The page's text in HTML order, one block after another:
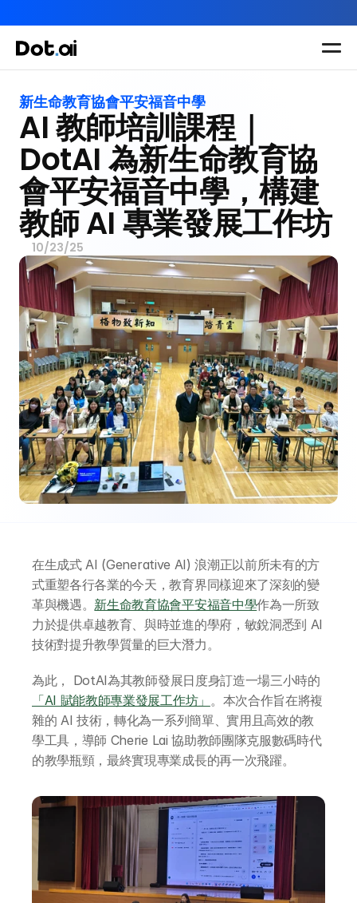
新生命教育協會平安福音中學
AI 教師培訓課程｜
DotAI 為新生命教育協
會平安福音中學，構建
教師 AI 專業發展工作坊
10/23/25
在生成式 AI (Generative AI) 浪潮正以前所未有的方
式重塑各行各業的今天，教育界同樣迎來了深刻的變
革與機遇。 新生命教育協會平安福音中學作為一所致
力於提供卓越教育、與時並進的學府，敏銳洞悉到 AI
技術對提升教學質量的巨大潛力。
為此， DotAI為其教師發展日度身訂造一場三小時的
「AI 賦能教師專業發展工作坊」 。本次合作旨在將複
雜的 AI 技術，轉化為一系列簡單、實用且高效的教
學工具，導師 Cherie Lai 協助教師團隊克服數碼時代
的教學瓶頸，最終實現專業成長的再一次飛躍。
Dot.AI Academy
全港最貼地AI課程
三大恆常課程 主題課程
所有課程
多種專項技能提
升課程
助你全面掌握AI
應用
實用課程
我們有三大課程